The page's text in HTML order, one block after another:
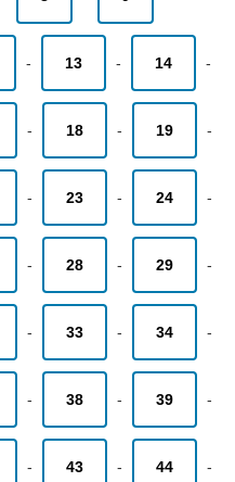
- 13 - 14 -
- 18 - 19 -
- 23 - 24 -
- 28 - 29 -
- 33 - 34 -
- 38 - 39 -
- 43 - 44 -